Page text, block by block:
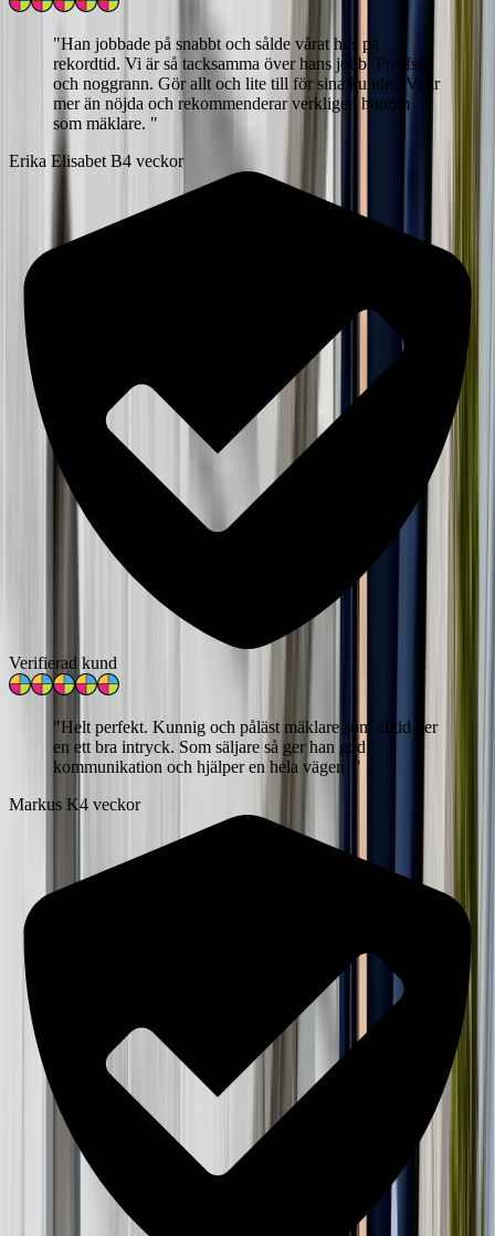
"Han jobbade på snabbt och sålde vårat hus på
rekordtid. Vi är så tacksamma över hans jobb. Proffsig
och noggrann. Gör allt och lite till för sina kunder. Vi är
mer än nöjda och rekommenderar verkligen honom
som mäklare. "
Erika Elisabet B4 veckor
Verifierad kund
"Helt perfekt. Kunnig och påläst mäklare som alltid ger
en ett bra intryck. Som säljare så ger han god
kommunikation och hjälper en hela vägen. "
Markus K4 veckor